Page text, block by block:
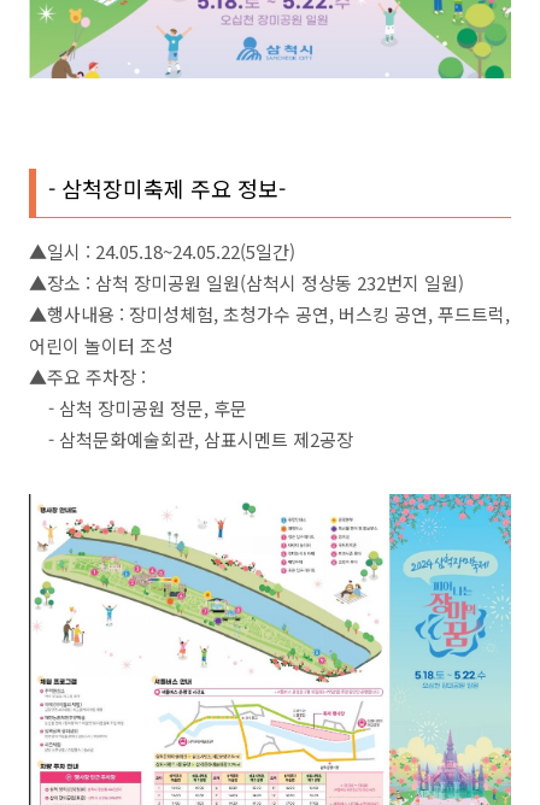
- 삼척장미축제 주요 정보-
▲일시 : 24.05.18~24.05.22(5일간)
▲장소 : 삼척 장미공원 일원(삼척시 정상동 232번지 일원)
▲행사내용 : 장미성체험, 초청가수 공연, 버스킹 공연, 푸드트럭,
어린이 놀이터 조성
▲주요 주차장 :
- 삼척 장미공원 정문, 후문
- 삼척문화예술회관, 삼표시멘트 제2공장